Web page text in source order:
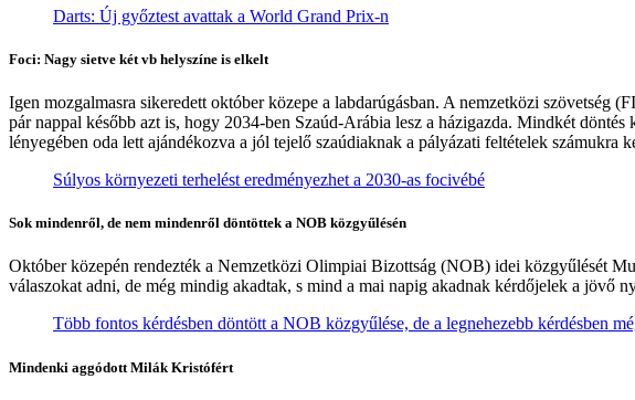
Darts: Új győztest avattak a World Grand Prix-n
Foci: Nagy sietve két vb helyszíne is elkelt
Igen mozgalmasra sikeredett október közepe a labdarúgásban. A nemzetközi szövetség
pár nappal később azt is, hogy 2034-ben Szaúd-Arábia lesz a házigazda. Mindkét
lényegében oda lett ajándékozva a jól tejelő szaúdiaknak a pályázati feltételek
Súlyos környezeti terhelést eredményezhet a 2030-as focivébé
Sok mindenről, de nem mindenről döntöttek a NOB közgyűlésén
Október közepén rendezték a Nemzetközi Olimpiai Bizottság (NOB) idei közgyűlését
válaszokat adni, de még mindig akadtak, s mind a mai napig akadnak kérdőjelek a jövő
Több fontos kérdésben döntött a NOB közgyűlése, de a legnehezebb kérdésben
Mindenki aggódott Milák Kristófért